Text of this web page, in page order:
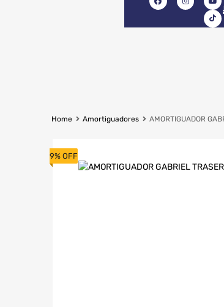
Home Amortiguadores AMORTIGUADOR
9% OFF